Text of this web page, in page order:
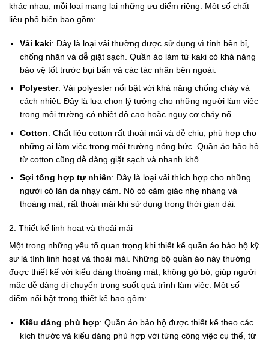
khác nhau, mỗi loại mang lại những ưu điểm riêng. Một số chất
liệu phổ biến bao gồm:
Vải kaki: Đây là loại vải thường được sử dụng vì tính bền bỉ,
chống nhăn và dễ giặt sạch. Quần áo làm từ kaki có khả năng
bảo vệ tốt trước bụi bẩn và các tác nhân bên ngoài.
Polyester: Vải polyester nổi bật với khả năng chống cháy và
cách nhiệt. Đây là lựa chọn lý tưởng cho những người làm việc
trong môi trường có nhiệt độ cao hoặc nguy cơ cháy nổ.
Cotton: Chất liệu cotton rất thoải mái và dễ chịu, phù hợp cho
những ai làm việc trong môi trường nóng bức. Quần áo bảo hộ
từ cotton cũng dễ dàng giặt sạch và nhanh khô.
Sợi tổng hợp tự nhiên: Đây là loại vải thích hợp cho những
người có làn da nhạy cảm. Nó có cảm giác nhẹ nhàng và
thoáng mát, rất thoải mái khi sử dụng trong thời gian dài.
2. Thiết kế linh hoạt và thoải mái
Một trong những yếu tố quan trọng khi thiết kế quần áo bảo hộ kỹ
sư là tính linh hoạt và thoải mái. Những bộ quần áo này thường
được thiết kế với kiểu dáng thoáng mát, không gò bó, giúp người
mặc dễ dàng di chuyển trong suốt quá trình làm việc. Một số
điểm nổi bật trong thiết kế bao gồm:
Kiểu dáng phù hợp: Quần áo bảo hộ được thiết kế theo các
kích thước và kiểu dáng phù hợp với từng công việc cụ thể, từ